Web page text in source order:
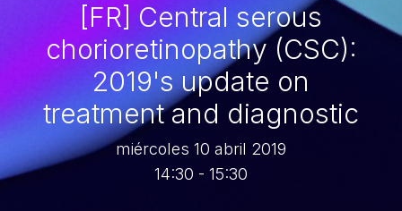
[FR] Central serous
chorioretinopathy (CSC):
2019's update on
treatment and diagnostic
miércoles 10 abril 2019
14:30 - 15:30